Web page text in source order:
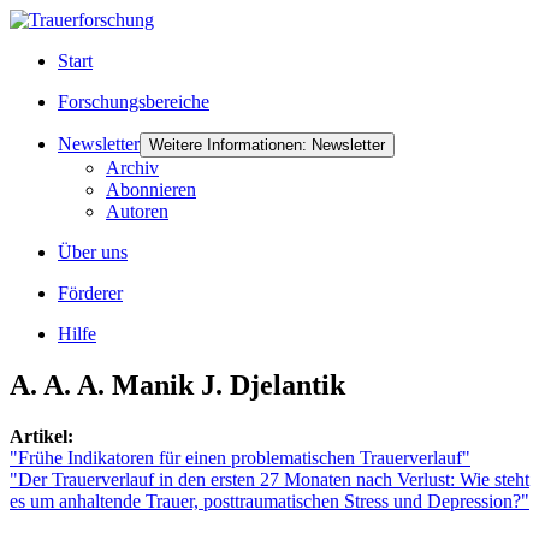
Start
Forschungsbereiche
Newsletter Weitere Informationen: Newsletter
Archiv
Abonnieren
Autoren
Über uns
Förderer
Hilfe
A. A. A. Manik J. Djelantik
Artikel:
"Frühe Indikatoren für einen problematischen Trauerverlauf"
"Der Trauerverlauf in den ersten 27 Monaten nach Verlust: Wie steht
es um anhaltende Trauer, posttraumatischen Stress und Depression?"